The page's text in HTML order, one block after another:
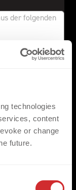
technologies
content
or change
future.